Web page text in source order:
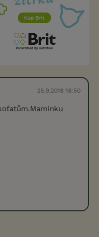
25.9.2018 18:50